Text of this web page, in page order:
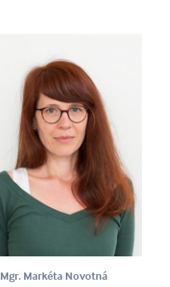
Mgr. Markéta Novotná